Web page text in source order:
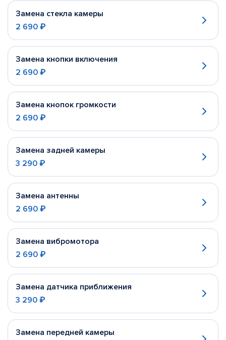
Замена стекла камеры
2 690 ₽
Замена кнопки включения
2 690 ₽
Замена кнопок громкости
2 690 ₽
Замена задней камеры
3 290 ₽
Замена антенны
2 690 ₽
Замена вибромотора
2 690 ₽
Замена датчика приближения
3 290 ₽
Замена передней камеры